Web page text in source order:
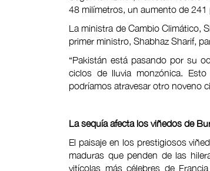
48 milímetros, un aumento de 241
La ministra de Cambio Climático,
primer ministro, Shabhaz Sharif,
“Pakistán está pasando por su
ciclos de lluvia monzónica.
podríamos atravesar otro noveno
La sequía afecta los viñedos de
El paisaje en los prestigiosos
maduras que penden de las
vitícolas más célebres de